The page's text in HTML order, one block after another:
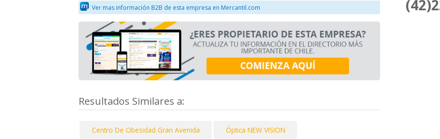
Ver mas información B2B de esta empresa en Mercantil.com
Resultados Similares a:
Centro De Obesidad Gran Avenida Óptica NEW VISION